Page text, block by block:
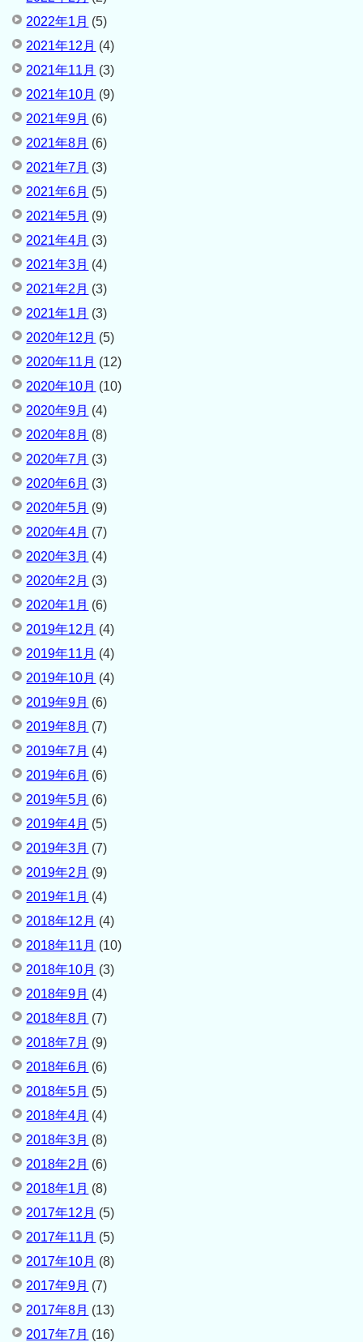
2022年1月 (5)
2021年12月 (4)
2021年11月 (3)
2021年10月 (9)
2021年9月 (6)
2021年8月 (6)
2021年7月 (3)
2021年6月 (5)
2021年5月 (9)
2021年4月 (3)
2021年3月 (4)
2021年2月 (3)
2021年1月 (3)
2020年12月 (5)
2020年11月 (12)
2020年10月 (10)
2020年9月 (4)
2020年8月 (8)
2020年7月 (3)
2020年6月 (3)
2020年5月 (9)
2020年4月 (7)
2020年3月 (4)
2020年2月 (3)
2020年1月 (6)
2019年12月 (4)
2019年11月 (4)
2019年10月 (4)
2019年9月 (6)
2019年8月 (7)
2019年7月 (4)
2019年6月 (6)
2019年5月 (6)
2019年4月 (5)
2019年3月 (7)
2019年2月 (9)
2019年1月 (4)
2018年12月 (4)
2018年11月 (10)
2018年10月 (3)
2018年9月 (4)
2018年8月 (7)
2018年7月 (9)
2018年6月 (6)
2018年5月 (5)
2018年4月 (4)
2018年3月 (8)
2018年2月 (6)
2018年1月 (8)
2017年12月 (5)
2017年11月 (5)
2017年10月 (8)
2017年9月 (7)
2017年8月 (13)
2017年7月 (16)